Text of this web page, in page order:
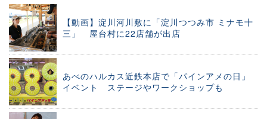
【動画】淀川河川敷に「淀川つつみ市 ミナモ十
三」 屋台村に22店舗が出店
あべのハルカス近鉄本店で「パインアメの日」
イベント ステージやワークショップも